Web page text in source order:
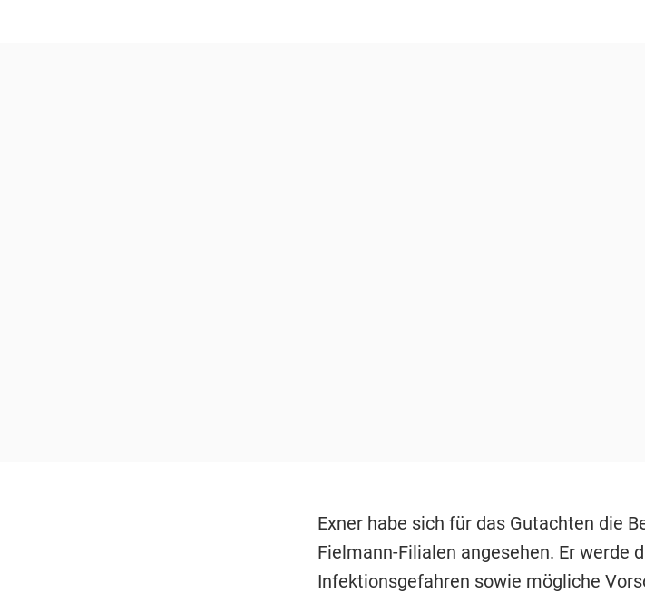
Exner habe sich für das Gutachten die
Fielmann-Filialen angesehen. Er werde
Infektionsgefahren sowie mögliche